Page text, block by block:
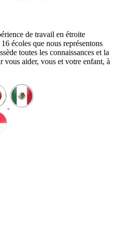
de travail en étroite
écoles que nous représentons
toutes les connaissances et la
vous aider, vous et votre enfant, à